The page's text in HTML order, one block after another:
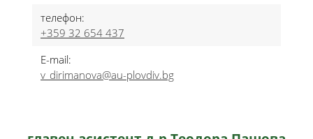
телефон:
+359 32 654 437
E-mail:
v_dirimanova@au-plovdiv.bg